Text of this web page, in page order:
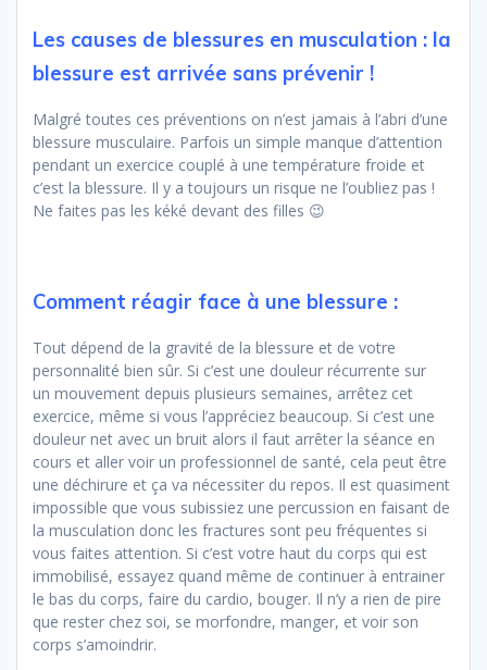
Les causes de blessures en musculation : la
blessure est arrivée sans prévenir !
Malgré toutes ces préventions on n’est jamais à l’abri d’une
blessure musculaire. Parfois un simple manque d’attention
pendant un exercice couplé à une température froide et
c’est la blessure. Il y a toujours un risque ne l’oubliez pas !
Ne faites pas les kéké devant des filles 😉
Comment réagir face à une blessure :
Tout dépend de la gravité de la blessure et de votre
personnalité bien sûr. Si c’est une douleur récurrente sur
un mouvement depuis plusieurs semaines, arrêtez cet
exercice, même si vous l’appréciez beaucoup. Si c’est une
douleur net avec un bruit alors il faut arrêter la séance en
cours et aller voir un professionnel de santé, cela peut être
une déchirure et ça va nécessiter du repos. Il est quasiment
impossible que vous subissiez une percussion en faisant de
la musculation donc les fractures sont peu fréquentes si
vous faites attention. Si c’est votre haut du corps qui est
immobilisé, essayez quand même de continuer à entrainer
le bas du corps, faire du cardio, bouger. Il n’y a rien de pire
que rester chez soi, se morfondre, manger, et voir son
corps s’amoindrir.